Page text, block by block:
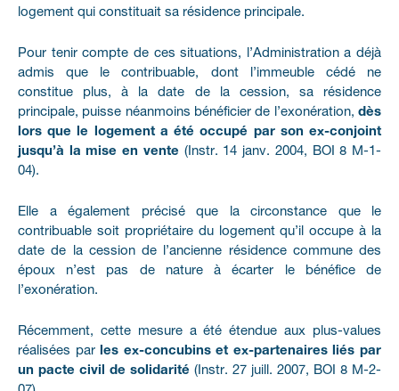
logement qui constituait sa résidence principale.
Pour tenir compte de ces situations, l’Administration a déjà
admis que le contribuable, dont l’immeuble cédé ne
constitue plus, à la date de la cession, sa résidence
principale, puisse néanmoins bénéficier de l’exonération, dès
lors que le logement a été occupé par son ex-conjoint
jusqu’à la mise en vente (Instr. 14 janv. 2004, BOI 8 M-1-
04).
Elle a également précisé que la circonstance que le
contribuable soit propriétaire du logement qu’il occupe à la
date de la cession de l’ancienne résidence commune des
époux n’est pas de nature à écarter le bénéfice de
l’exonération.
Récemment, cette mesure a été étendue aux plus-values
réalisées par
les ex-concubins et ex-partenaires liés par
un pacte civil de solidarité (Instr. 27 juill. 2007, BOI 8 M-2-